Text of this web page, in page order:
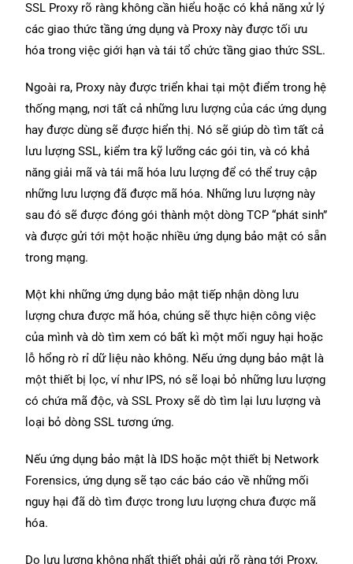
SSL Proxy rõ ràng không cần hiểu hoặc có khả năng xử lý
các giao thức tầng ứng dụng và Proxy này được tối ưu
hóa trong việc giới hạn và tái tổ chức tầng giao thức SSL.
Ngoài ra, Proxy này được triển khai tại một điểm trong hệ
thống mạng, nơi tất cả những lưu lượng của các ứng dụng
hay được dùng sẽ được hiển thị. Nó sẽ giúp dò tìm tất cả
lưu lượng SSL, kiểm tra kỹ lưỡng các gói tin, và có khả
năng giải mã và tái mã hóa lưu lượng để có thể truy cập
những lưu lượng đã được mã hóa. Những lưu lượng này
sau đó sẽ được đóng gói thành một dòng TCP “phát sinh”
và được gửi tới một hoặc nhiều ứng dụng bảo mật có sẵn
trong mạng.
Một khi những ứng dụng bảo mật tiếp nhận dòng lưu
lượng chưa được mã hóa, chúng sẽ thực hiện công việc
của mình và dò tìm xem có bất kì một mối nguy hại hoặc
lỗ hổng rò rỉ dữ liệu nào không. Nếu ứng dụng bảo mật là
một thiết bị lọc, ví như IPS, nó sẽ loại bỏ những lưu lượng
có chứa mã độc, và SSL Proxy sẽ dò tìm lại lưu lượng và
loại bỏ dòng SSL tương ứng.
Nếu ứng dụng bảo mật là IDS hoặc một thiết bị Network
Forensics, ứng dụng sẽ tạo các báo cáo về những mối
nguy hại đã dò tìm được trong lưu lượng chưa được mã
hóa.
Do lưu lượng không nhất thiết phải gửi rõ ràng tới Proxy,